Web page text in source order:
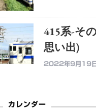
415系-そ
思い出)
2022年9月19日
カレンダー